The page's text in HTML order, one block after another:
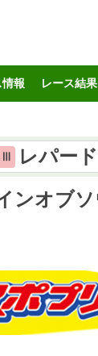
情報 レース結果
レパー
インオ